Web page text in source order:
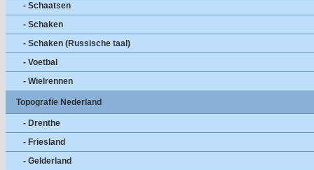
- Schaatsen
- Schaken
- Schaken (Russische taal)
- Voetbal
- Wielrennen
Topografie Nederland
- Drenthe
- Friesland
- Gelderland